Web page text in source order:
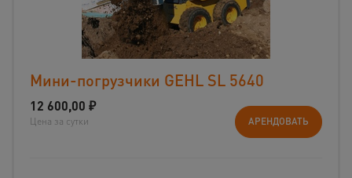
Мини-погрузчики GEHL SL 5640
12 600,00 ₽
Цена за сутки АРЕНДОВАТЬ